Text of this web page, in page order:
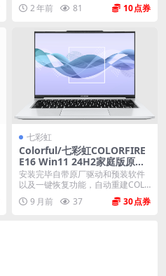
2 年前 81 10
七彩虹
Colorful/七彩虹COLORFIRE
E16 Win11 24H2家庭版原厂
OEM系统 带COLORFUL一键
还原
安装完毕自带原厂驱动和预装软件
以及一键恢复功能，自动重建COLO
RFUL REC...
9 月前 37 30